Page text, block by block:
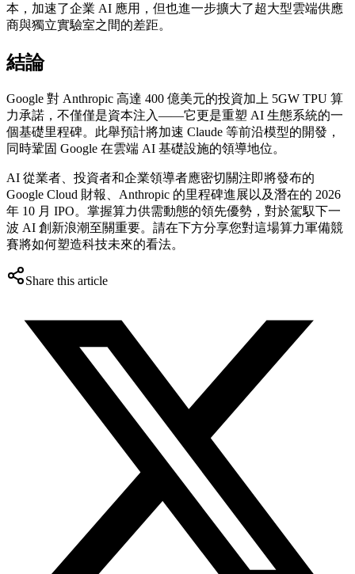
本，加速了企業 AI 應用，但也進一步擴大了超大型雲端供應
商與獨立實驗室之間的差距。
結論
Google 對 Anthropic 高達 400 億美元的投資加上 5GW TPU 算
力承諾，不僅僅是資本注入——它更是重塑 AI 生態系統的一
個基礎里程碑。此舉預計將加速 Claude 等前沿模型的開發，
同時鞏固 Google 在雲端 AI 基礎設施的領導地位。
AI 從業者、投資者和企業領導者應密切關注即將發布的
Google Cloud 財報、Anthropic 的里程碑進展以及潛在的 2026
年 10 月 IPO。掌握算力供需動態的領先優勢，對於駕馭下一
波 AI 創新浪潮至關重要。請在下方分享您對這場算力軍備競
賽將如何塑造科技未來的看法。
Share this article